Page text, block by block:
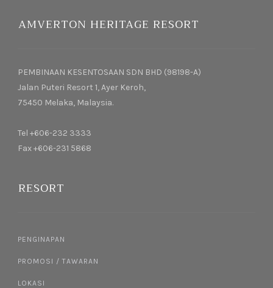
AMVERTON HERITAGE RESORT
PEMBINAAN KESENTOSAAN SDN BHD (98198-A)
Jalan Puteri Resort 1, Ayer Keroh,
75450 Melaka, Malaysia.
Tel +606-232 3333
Fax +606-231 5868
RESORT
PENGINAPAN
PROMOSI / TAWARAN
LOKASI